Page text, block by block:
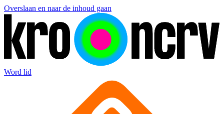
Overslaan en naar de inhoud gaan
Word lid